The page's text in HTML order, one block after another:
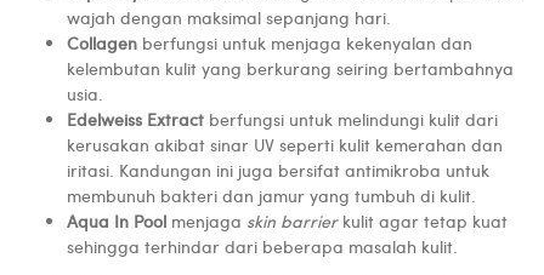
wajah dengan maksimal sepanjang hari.
Collagen berfungsi untuk menjaga kekenyalan dan
kelembutan kulit yang berkurang seiring bertambahnya
usia.
Edelweiss Extract berfungsi untuk melindungi kulit dari
kerusakan akibat sinar UV seperti kulit kemerahan dan
iritasi. Kandungan ini juga bersifat antimikroba untuk
membunuh bakteri dan jamur yang tumbuh di kulit.
Aqua In Pool menjaga skin barrier kulit agar tetap kuat
sehingga terhindar dari beberapa masalah kulit.